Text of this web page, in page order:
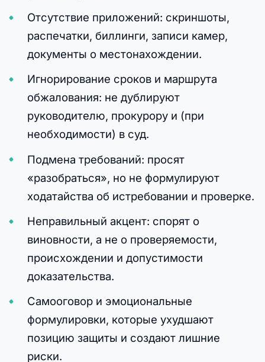
Отсутствие приложений: скриншоты,
распечатки, биллинги, записи камер,
документы о местонахождении.
Игнорирование сроков и маршрута
обжалования: не дублируют
руководителю, прокурору и (при
необходимости) в суд.
Подмена требований: просят
«разобраться», но не формулируют
ходатайства об истребовании и проверке.
Неправильный акцент: спорят о
виновности, а не о проверяемости,
происхождении и допустимости
доказательства.
Самооговор и эмоциональные
формулировки, которые ухудшают
позицию защиты и создают лишние
риски.